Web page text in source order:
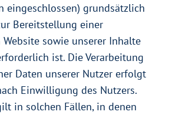
eingeschlossen) grundsätzlich
Bereitstellung einer
sowie unserer Inhalte
ist. Die Verarbeitung
Daten unserer Nutzer erfolgt
Einwilligung des Nutzers.
in solchen Fällen, in denen